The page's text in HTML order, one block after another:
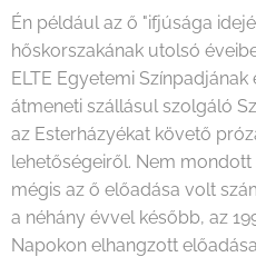
Én például az ő "ifjúsága
hőskorszakának utolsó
ELTE Egyetemi Színpadjának
átmeneti szállásul szolgáló
az Esterházyékat követő
lehetőségeiről. Nem
mégis az ő előadása volt
a néhány évvel később, az
Napokon elhangzott